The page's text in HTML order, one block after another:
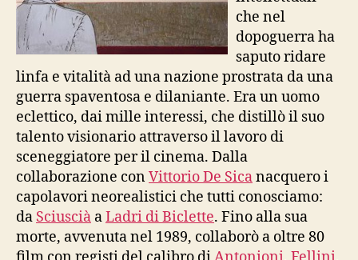
Riccione
che nel
dopoguerra ha
saputo ridare
linfa e vitalità ad una nazione prostrata da una
guerra spaventosa e dilaniante. Era un uomo
eclettico, dai mille interessi, che distillò il suo
talento visionario attraverso il lavoro di
sceneggiatore per il cinema. Dalla
collaborazione conVittorio De Sicanacquero i
capolavori neorealistici che tutti conosciamo:
da Sciuscià aLadri di Biclette. Fino alla sua
morte, avvenuta nel 1989, collaborò a oltre 80